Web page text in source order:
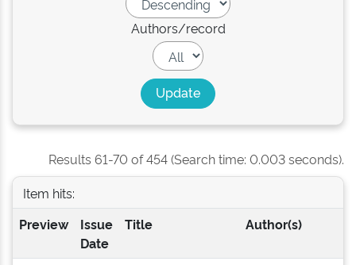
Authors/record
Results 61-70 of 454 (Search time: 0.003 seconds).
Item hits:
Preview
Issue
Date
Title Author(s)